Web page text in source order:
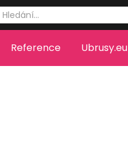
Reference Ubrusy.eu